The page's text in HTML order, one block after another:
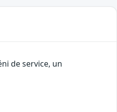
de service, un